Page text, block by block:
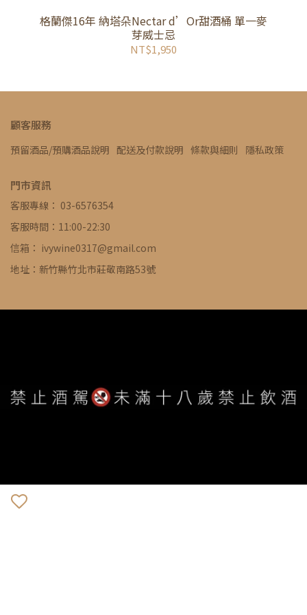
格蘭傑16年 納塔朵Nectar d’Or甜酒桶 單一麥
芽威士忌
NT$1,950
顧客服務
預留酒品/預購酒品說明 配送及付款說明 條款與細則 隱私政策
門市資訊
客服專線： 03-6576354
客服時間：11:00-22:30
信箱： ivywine0317@gmail.com
地址：新竹縣竹北市莊敬南路53號
WE ARE ALWAYS AVAILABLE TO SERVE YOU ©